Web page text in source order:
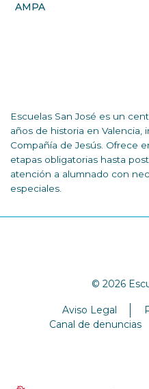
AMPA
Escuelas San José es un
años de historia en Valencia,
Compañía de Jesús. Ofrece
etapas obligatorias hasta
atención a alumnado con
especiales.
© 2026
Aviso Legal
Canal de denuncias